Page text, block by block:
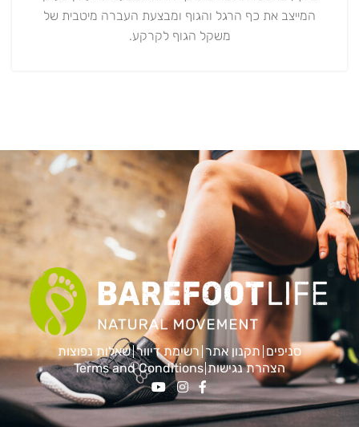
המייצב את כף הרגל והגוף ומבצעת העברה מיטבית של
משקל הגוף לקרקע.
סניפים תקנון אתר רשימת דיוור שאלות נפוצות
הצהרת נגישות Terms and Conditions